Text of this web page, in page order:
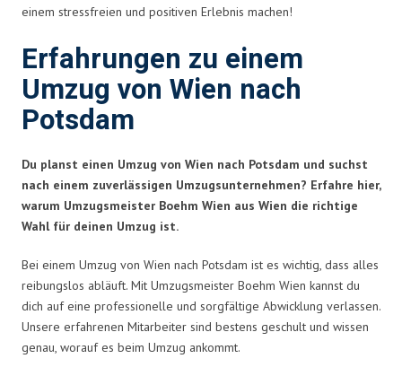
einem stressfreien und positiven Erlebnis machen!
Erfahrungen zu einem
Umzug von Wien nach
Potsdam
Du planst einen Umzug von Wien nach Potsdam und suchst
nach einem zuverlässigen Umzugsunternehmen? Erfahre hier,
warum Umzugsmeister Boehm Wien aus Wien die richtige
Wahl für deinen Umzug ist.
Bei einem Umzug von Wien nach Potsdam ist es wichtig, dass alles
reibungslos abläuft. Mit Umzugsmeister Boehm Wien kannst du
dich auf eine professionelle und sorgfältige Abwicklung verlassen.
Unsere erfahrenen Mitarbeiter sind bestens geschult und wissen
genau, worauf es beim Umzug ankommt.